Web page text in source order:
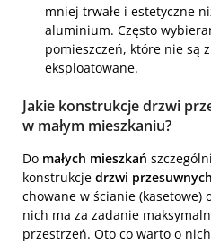
mniej trwałe i estetyczne
aluminium. Często
pomieszczeń, które nie są
eksploatowane.
Jakie konstrukcje drzwi
w małym mieszkaniu?
Do małych mieszkań
konstrukcje drzwi przesuwnych
chowane w ścianie (kasetowe)
nich ma za zadanie
przestrzeń. Oto co warto o